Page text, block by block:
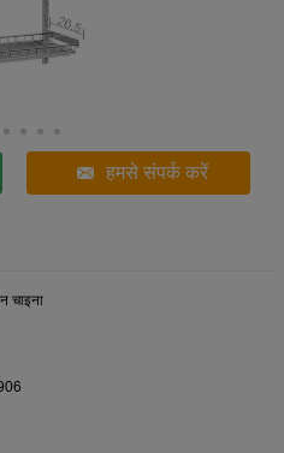
हमसे संपर्क करें
चाइना